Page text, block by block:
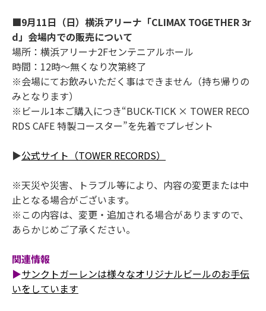
■9月11日（日）横浜アリーナ「CLIMAX TOGETHER 3r
d」会場内での販売について
場所：横浜アリーナ2Fセンテニアルホール
時間：12時～無くなり次第終了
※会場にてお飲みいただく事はできません（持ち帰りの
みとなります）
※ビール1本ご購入につき“BUCK-TICK × TOWER RECO
RDS CAFE 特製コースター”を先着でプレゼント
▶公式サイト（TOWER RECORDS）
※天災や災害、トラブル等により、内容の変更または中
止となる場合がございます。
※この内容は、変更・追加される場合がありますので、
あらかじめご了承ください。
関連情報
▶サンクトガーレンは様々なオリジナルビールのお手伝
いをしています